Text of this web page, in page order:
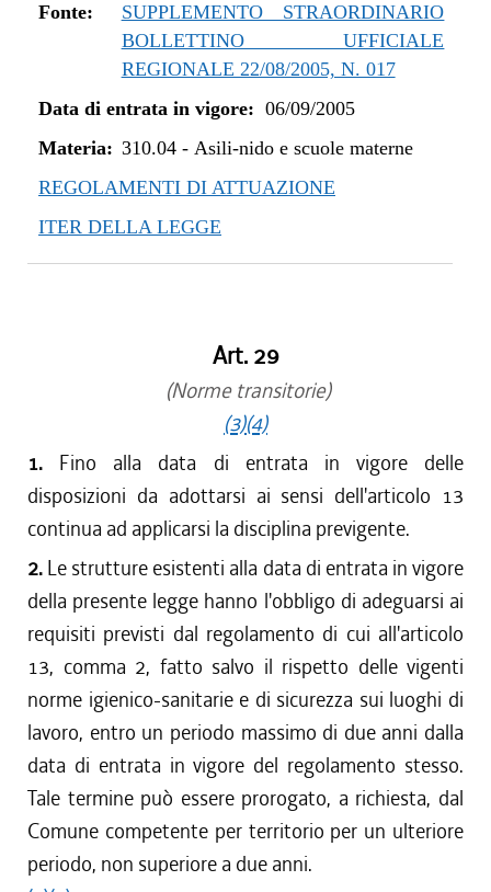
Fonte:
SUPPLEMENTO STRAORDINARIO
BOLLETTINO UFFICIALE
REGIONALE 22/08/2005, N. 017
Data di entrata in vigore: 06/09/2005
Materia: 310.04- Asili-nido e scuole materne
REGOLAMENTI DI ATTUAZIONE
ITER DELLA LEGGE
Art. 29
(Norme transitorie)
(3)(4)
1. Fino alla data di entrata in vigore delle
disposizioni da adottarsi ai sensi dell'articolo 13
continua ad applicarsi la disciplina previgente.
2. Le strutture esistenti alla data di entrata in vigore
della presente legge hanno l'obbligo di adeguarsi ai
requisiti previsti dal regolamento di cui all'articolo
13, comma 2, fatto salvo il rispetto delle vigenti
norme igienico-sanitarie e di sicurezza sui luoghi di
lavoro, entro un periodo massimo di due anni dalla
data di entrata in vigore del regolamento stesso.
Tale termine può essere prorogato, a richiesta, dal
Comune competente per territorio per un ulteriore
periodo, non superiore a due anni.